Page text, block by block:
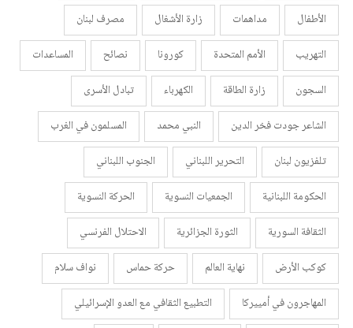
الأطفال
مداهمات زارة الأشغال
مصرف لبنان
التهريب
الأمم المتحدة كورونا نصائح
المساعدات
السجون
زارة الطاقة الكهرباء
تبادل الأسرى
الشاعر جودت فخر الدين
النبي محمد
المسلمون في الغرب
تلفزيون لبنان
التحرير اللبناني
الجنوب اللبناني
الحكومة اللبنانية
الجمعيات النسوية
الحركة النسوية
الثقافة السورية
الثورة الجزائرية
الاحتلال الفرنسي
كوكب الأرض
نهاية العالم حركة حماس
نواف سلام
المهاجرون في أمييركا
التطبيع الثقافي مع العدو الإسرائيلي